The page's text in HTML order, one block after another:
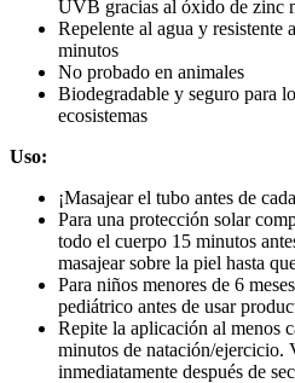
UVB gracias al óxido de zinc
Repelente al agua y resistente
minutos
No probado en animales
Biodegradable y seguro para
ecosistemas
Uso:
¡Masajear el tubo antes de
Para una protección solar
todo el cuerpo 15 minutos
masajear sobre la piel hasta
Para niños menores de 6
pediátrico antes de usar
Repite la aplicación al menos
minutos de natación/ejercicio.
inmediatamente después de